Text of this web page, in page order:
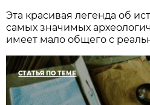
Эта красивая легенда об
самых значимых
имеет мало общего с
СТАТЬЯ ПО ТЕМЕ